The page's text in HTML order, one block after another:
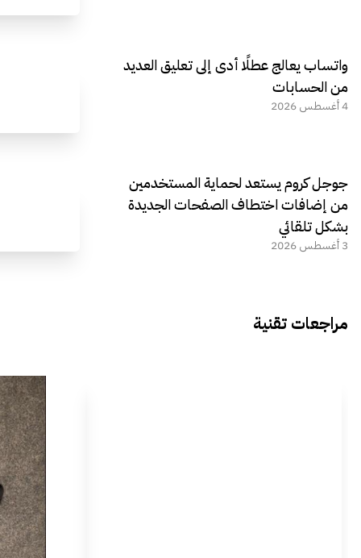
واتساب يعالج عطلًا أدى إلى تعليق العديد
من الحسابات
4 أغسطس 2026
جوجل كروم يستعد لحماية المستخدمين
من إضافات اختطاف الصفحات الجديدة
بشكل تلقائي
3 أغسطس 2026
مراجعات تقنية